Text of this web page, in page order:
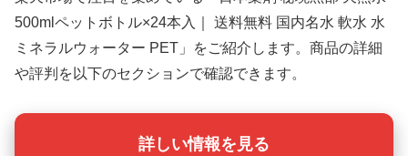
500mlペットボトル×24本入｜ 送料無料 国内名水 軟水 水
ミネラルウォーター PET」をご紹介します。商品の詳細
や評判を以下のセクションで確認できます。
詳しい情報を見る